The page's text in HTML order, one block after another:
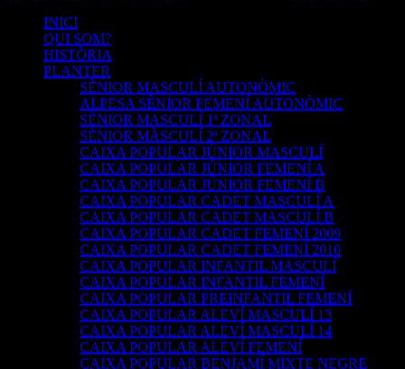
INICI
QUI SOM?
HISTÒRIA
PLANTER
SÈNIOR MASCULÍ AUTONÒMIC
ALPESA SÈNIOR FEMENÍ AUTONÒMIC
SÈNIOR MASCULÍ 1ª ZONAL
SÈNIOR MÀSCULÍ 2ª ZONAL
CAIXA POPULAR JÚNIOR MASCULÍ
CAIXA POPULAR JÚNIOR FEMENÍ A
CAIXA POPULAR JÚNIOR FEMENÍ B
CAIXA POPULAR CADET MASCULÍ A
CAIXA POPULAR CADET MASCULÍ B
CAIXA POPULAR CADET FEMENÍ 2009
CAIXA POPULAR CADET FEMENÍ 2010
CAIXA POPULAR INFANTIL MASCULÍ
CAIXA POPULAR INFANTIL FEMENÍ
CAIXA POPULAR PREINFANTIL FEMENÍ
CAIXA POPULAR ALEVÍ MASCULÍ 13
CAIXA POPULAR ALEVÍ MASCULÍ 14
CAIXA POPULAR ALEVÍ FEMENÍ
CAIXA POPULAR BENJAMÍ MIXTE NEGRE